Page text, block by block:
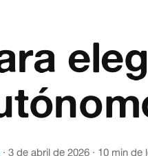
· 3 de abril de 2026 · 10 min de